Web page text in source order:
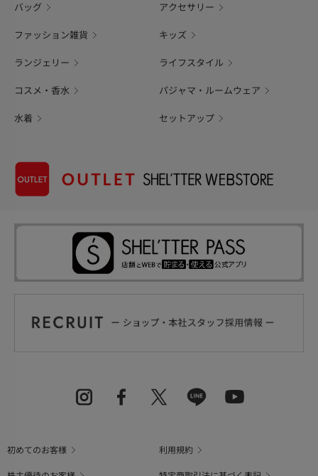
バッグ アクセサリー
ファッション雑貨 キッズ
ランジェリー ライフスタイル
コスメ・香水 パジャマ・ルームウェア
水着 セットアップ
初めてのお客様
利用規約